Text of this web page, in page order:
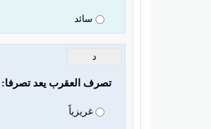
سائد
د
تصرف العقرب يعد تصرفا:
غريزياً